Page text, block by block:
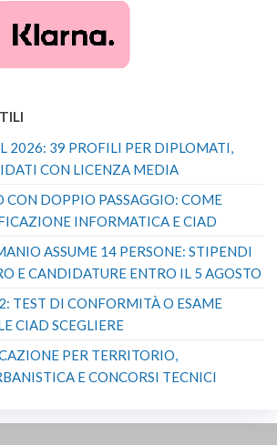
2026: 39 PROFILI PER DIPLOMATI,
CON LICENZA MEDIA
CON DOPPIO PASSAGGIO: COME
INFORMATICA E CIAD
ASSUME 14 PERSONE: STIPENDI
E CANDIDATURE ENTRO IL 5 AGOSTO
TEST DI CONFORMITÀ O ESAME
CIAD SCEGLIERE
PER TERRITORIO,
E CONCORSI TECNICI